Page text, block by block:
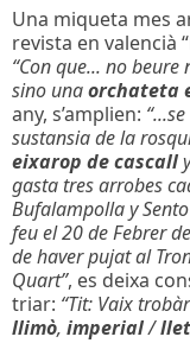
Una miqueta mes
revista en valencià
“Con que... no beure
sino unaorchateta
any, s’amplien:
sustansia de la
eixarop de cascall
gasta tres arrobes
Bufalampolla y
feu el 20 de Febrer
de haver pujat al
Quart”, es deixa
triar: “Tit: Vaix
llimò, imperial/llet